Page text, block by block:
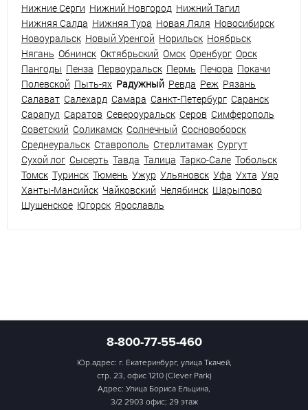
Нижние Серги Нижний Новгород Нижний Тагил
Нижняя Салда Нижняя Тура Новая Ляля Новосибирск
Новоуральск Новый Уренгой Норильск Ноябрьск
Нягань Обнинск Октябрьский Омск Оренбург Орск
Пангоды Пенза Первоуральск Пермь Печора Покачи
Полевской Пыть-ях Радужный Ревда Реж Рязань
Салават Салехард Самара Санкт-Петербург Саранск
Сарапул Саратов Североуральск Серов Симферополь
Советский Соликамск Солнечный Сосновоборск
Среднеуральск Ставрополь Стерлитамак Сургут
Сухой лог Сысерть Тавда Талица Тарко-Сале Тобольск
Томск Туринск Тюмень Ужур Ульяновск Уфа Ухта Уяр
Ханты-Мансийск Чайковский Челябинск Шарыпово
Шушенское Югорск Ярославль
8-800-77-55-460
Юр.адрес: г. Екатеринбург, улица Ткачей,
стр. 23, офис 1210 (Clever Park)
Адрес: Улица Бориса Ельцина,
3/2 2903 офис; 29 этаж